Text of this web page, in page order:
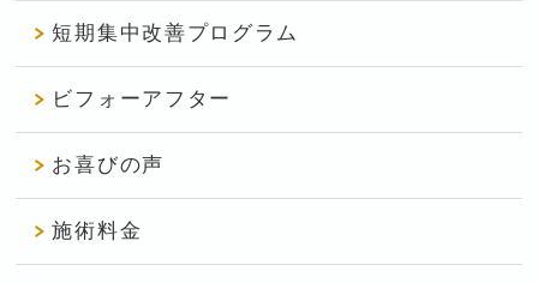
短期集中改善プログラム
ビフォーアフター
お喜びの声
施術料金